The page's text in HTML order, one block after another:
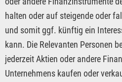
halten oder auf steigende oder
und somit ggf. künftig ein
kann. Die Relevanten Personen
jederzeit Aktien oder andere
Unternehmens kaufen oder